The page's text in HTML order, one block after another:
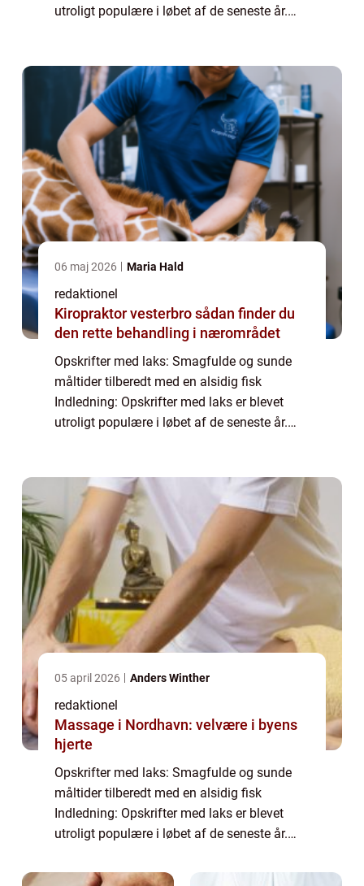
utroligt populære i løbet af de seneste år.
utal...
06 maj 2026 Maria Hald
redaktionel
Kiropraktor vesterbro sådan finder du
den rette behandling i nærområdet
Opskrifter med laks: Smagfulde og sunde
måltider tilberedt med en alsidig fisk
Indledning: Opskrifter med laks er blevet
utroligt populære i løbet af de seneste år.
05 april 2026 Anders Winther
redaktionel
Massage i Nordhavn: velvære i byens
hjerte
Opskrifter med laks: Smagfulde og sunde
måltider tilberedt med en alsidig fisk
Indledning: Opskrifter med laks er blevet
utroligt populære i løbet af de seneste år.
med næringsstoffer og kan tilberedes på